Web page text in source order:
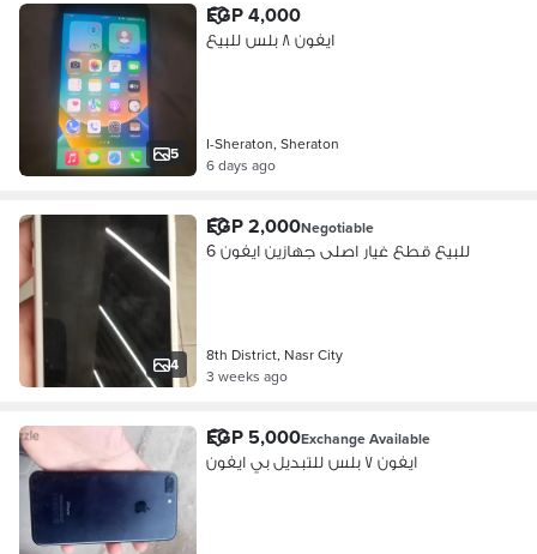
5
EGP 4,000
ايفون ٨ بلس للبيع
I-Sheraton, Sheraton
6 days ago
4
EGP 2,000Negotiable
للبيع قطع غيار اصلى جهازين ايفون 6
8th District, Nasr City
3 weeks ago
EGP 5,000Exchange Available
ايفون ٧ بلس للتبديل بي ايفون